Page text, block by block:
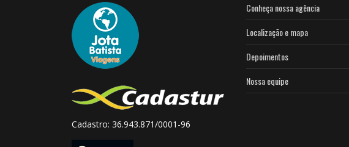
Cadastro: 36.943.871/0001-96
Conheça nossa agência
Localização e mapa
Depoimentos
Nossa equipe